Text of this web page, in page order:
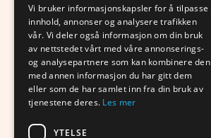
Vi bruker informasjonskapsler for å tilpasse
innhold, annonser og analysere trafikken
vår. Vi deler også informasjon om din bruk
av nettstedet vårt med våre annonserings-
og analysepartnere som kan kombinere den
med annen informasjon du har gitt dem
eller som de har samlet inn fra din bruk av
tjenestene deres. Les mer
YTELSE